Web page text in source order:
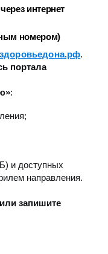
интернет
номером)
здоровьедона.рф.
портала
:
и доступных
направления.
запишите